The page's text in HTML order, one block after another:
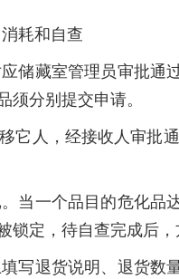
耗和自查
储藏室管理员审批通
分别提交申请。
它人，经接收人审批
当一个品目的危化品
定，待自查完成后，
写退货说明、退货数